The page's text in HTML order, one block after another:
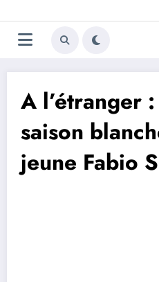
au
contenu
A l’étranger
saison
jeune Fabio